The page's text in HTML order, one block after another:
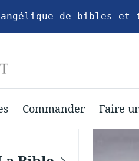
de bibles
Commander Faire